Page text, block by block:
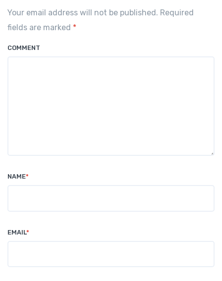
Your email address will not be published. Required
fields are marked *
COMMENT
NAME*
EMAIL*